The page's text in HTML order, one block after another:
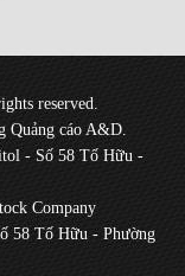
reserved.
Quảng cáo A&D.
- Số 58 Tố Hữu -
Company
58 Tố Hữu - Phường